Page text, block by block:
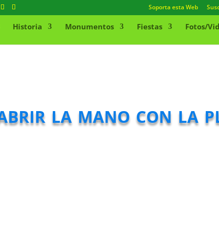
Soporta esta Web
Historia Monumentos Fiestas Fotos/
la mano con la